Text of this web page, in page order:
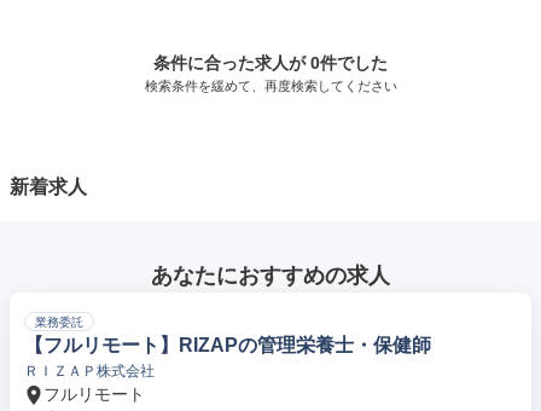
条件に合った求人が 0件でした
検索条件を緩めて、再度検索してください
新着求人
あなたにおすすめの求人
業務委託
【フルリモート】RIZAPの管理栄養士・保健師
ＲＩＺＡＰ株式会社
フルリモート